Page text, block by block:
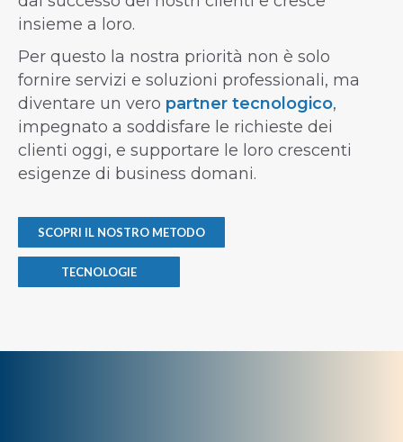
insieme a loro.
Per questo la nostra priorità non è solo
fornire servizi e soluzioni professionali, ma
diventare un vero partner tecnologico,
impegnato a soddisfare le richieste dei
clienti oggi, e supportare le loro crescenti
esigenze di business domani.
SCOPRI IL NOSTRO METODO
TECNOLOGIE